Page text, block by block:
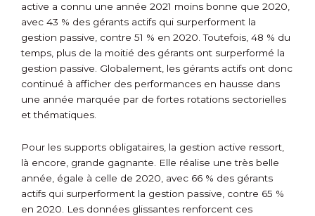
active a connu une année 2021 moins bonne que 2020,
avec 43 % des gérants actifs qui surperforment la
gestion passive, contre 51 % en 2020. Toutefois, 48 % du
temps, plus de la moitié des gérants ont surperformé la
gestion passive. Globalement, les gérants actifs ont donc
continué à afficher des performances en hausse dans
une année marquée par de fortes rotations sectorielles
et thématiques.
Pour les supports obligataires, la gestion active ressort,
là encore, grande gagnante. Elle réalise une très belle
année, égale à celle de 2020, avec 66 % des gérants
actifs qui surperforment la gestion passive, contre 65 %
en 2020. Les données glissantes renforcent ces